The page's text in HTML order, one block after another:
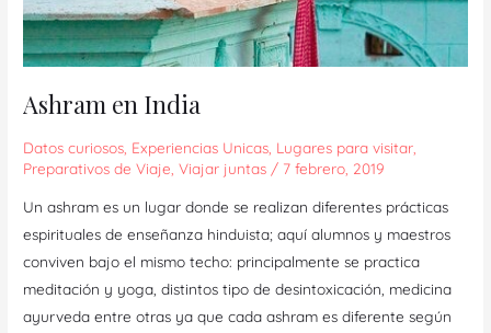
Ashram en India
Datos curiosos Experiencias Unicas Lugares para visitar
Preparativos de Viaje ,Viajar juntas / 7 febrero, 2019
Un ashram es un lugar donde se realizan diferentes prácticas
espirituales de enseñanza hinduista; aquí alumnos y maestros
conviven bajo el mismo techo: principalmente se practica
meditación y yoga, distintos tipo de desintoxicación, medicina
ayurveda entre otras ya que cada ashram es diferente según